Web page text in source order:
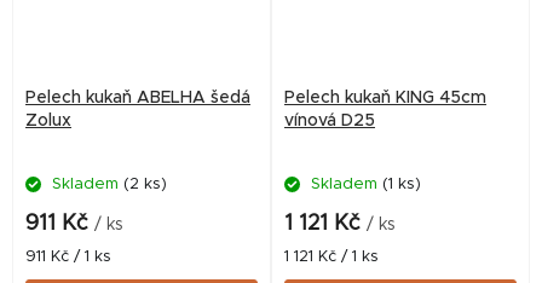
Pelech kukaň ABELHA šedá
Zolux
Skladem (2 ks)
911 Kč / ks
Měrná
cena:
911 Kč / 1 ks
Pelech kukaň KING 45cm
vínová D25
Skladem (1 ks)
1 121 Kč / ks
Měrná
cena:
1 121 Kč / 1 ks